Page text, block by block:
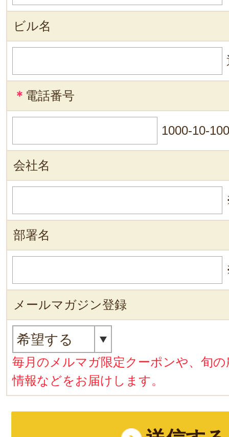
ビル名
＊ 電話番号
1000-10-
会社名
部署名
メールマガジン登録
毎月のメルマガ限定クーポンや、旬
情報などをお届けします。